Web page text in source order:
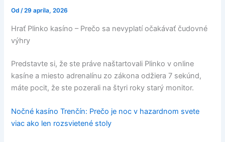
Od /29 apríla, 2026
Hrať Plinko kasíno – Prečo sa nevyplatí očakávať čudovné
výhry
Predstavte si, že ste práve naštartovali Plinko v online
kasíne a miesto adrenalínu zo zákona odžiera 7 sekúnd,
máte pocit, že ste pozerali na štyri roky starý monitor.
Nočné kasíno Trenčín: Prečo je noc v hazardnom svete
viac ako len rozsvietené stoly